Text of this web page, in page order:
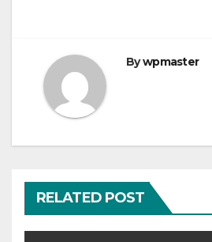
ビ
ゲ
ー
シ
ョ
ン
Bywpmaster
RELATED POST